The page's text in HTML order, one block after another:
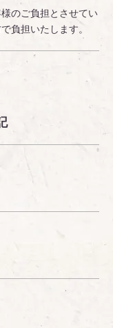
のご負担とさせてい
負担いたします。